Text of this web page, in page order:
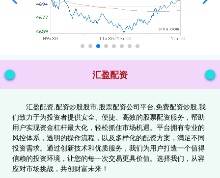
汇盈配资
汇盈配资,配资炒股股市,股票配资公司平台,免费配资炒股,我
们致力于为投资者提供安全、便捷、高效的股票配资服务，帮助
用户实现资金杠杆最大化，轻松抓住市场机遇。平台拥有专业的
风控体系，透明的操作流程，以及多样化的配资方案，满足不同
投资需求。通过创新技术和优质服务，我们为用户打造一个值得
信赖的投资环境，让您的每一次交易更具价值。选择我们，从容
应对市场挑战，共创财富未来！